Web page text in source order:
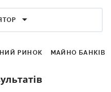
РИНОК МАЙНО БАНКІВ